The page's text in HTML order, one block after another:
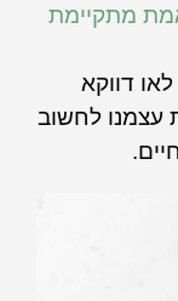
מתקיימת
דווקא
עצמנו לחשוב